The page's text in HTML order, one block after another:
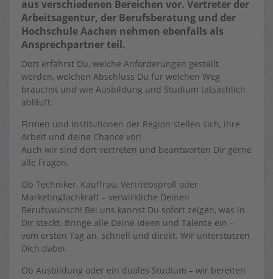
aus verschiedenen Bereichen vor. Vertreter der
Arbeitsagentur, der Berufsberatung und der
Hochschule Aachen nehmen ebenfalls als
Ansprechpartner teil.
Dort erfährst Du, welche Anforderungen gestellt
werden, welchen Abschluss Du für welchen Weg
brauchst und wie Ausbildung und Studium tatsächlich
abläuft.
Firmen und Institutionen der Region stellen sich, ihre
Arbeit und deine Chance vor!
Auch wir sind dort vertreten und beantworten Dir gerne
alle Fragen.
Ob Techniker, Kauffrau, Vertriebsprofi oder
Marketingfachkraft – verwirkliche Deinen
Berufswunsch! Bei uns kannst Du sofort zeigen, was in
Dir steckt. Bringe alle Deine Ideen und Talente ein –
vom ersten Tag an, schnell und direkt. Wir unterstützen
Dich dabei.
Ob Ausbildung oder ein duales Studium – wir bereiten